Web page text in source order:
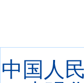
中国人